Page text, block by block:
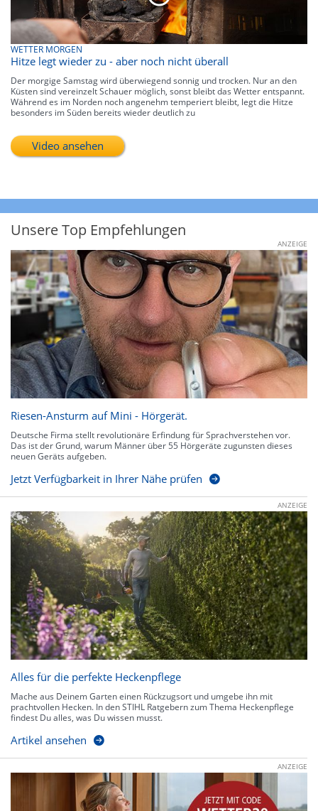
WETTER MORGEN
Hitze legt wieder zu - aber noch nicht überall
Der morgige Samstag wird überwiegend sonnig und trocken. Nur an den
Küsten sind vereinzelt Schauer möglich, sonst bleibt das Wetter entspannt.
Während es im Norden noch angenehm temperiert bleibt, legt die Hitze
besonders im Süden bereits wieder deutlich zu
Video ansehen
Unsere Top Empfehlungen
ANZEIGE
Riesen-Ansturm auf Mini - Hörgerät.
Deutsche Firma stellt revolutionäre Erfindung für Sprachverstehen vor.
Das ist der Grund, warum Männer über 55 Hörgeräte zugunsten dieses
neuen Geräts aufgeben.
Jetzt Verfügbarkeit in Ihrer Nähe prüfen
ANZEIGE
Alles für die perfekte Heckenpflege
Mache aus Deinem Garten einen Rückzugsort und umgebe ihn mit
prachtvollen Hecken. In den STIHL Ratgebern zum Thema Heckenpflege
findest Du alles, was Du wissen musst.
Artikel ansehen
ANZEIGE